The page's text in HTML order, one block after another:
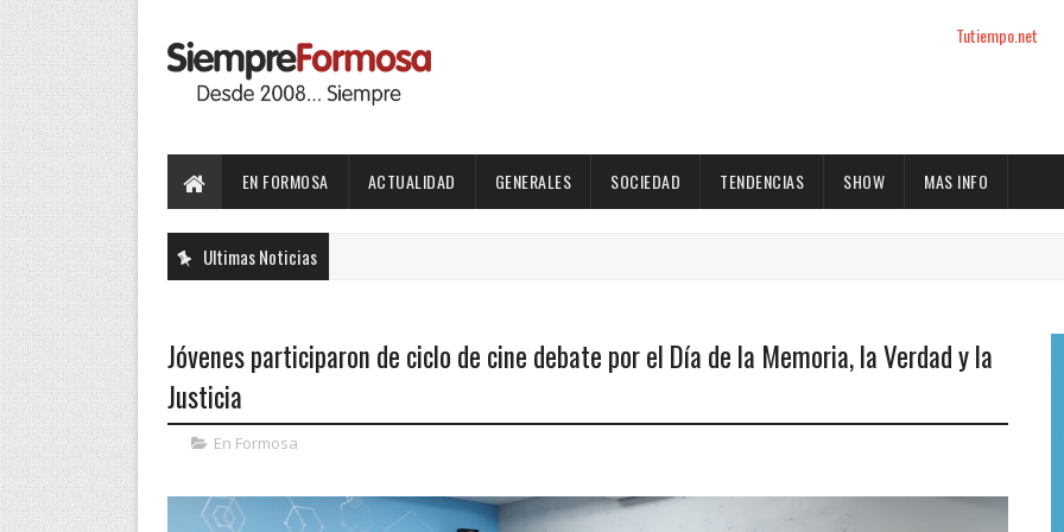
Tutiempo.net
EN FORMOSA ACTUALIDAD GENERALES SOCIEDAD TENDENCIAS SHOW MAS INFO
Ultimas Noticias
Jóvenes participaron de ciclo de cine debate por el Día de la Memoria, la Verdad y la
Justicia
En Formosa